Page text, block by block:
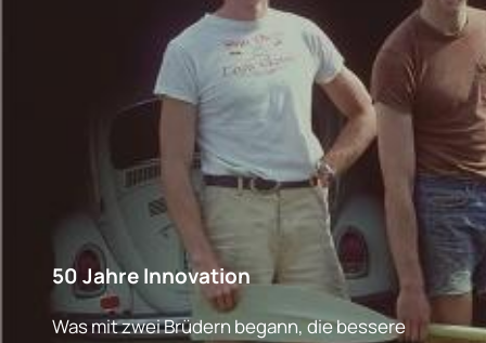
50 Jahre Innovation
Was mit zwei Brüdern begann, die bessere